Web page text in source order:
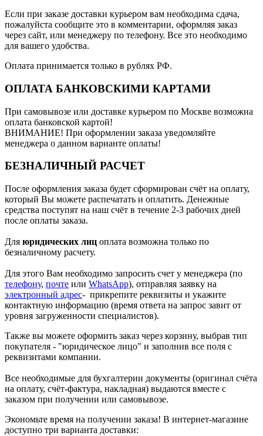
Если при заказе доставки курьером вам необходима сдача,
пожалуйста сообщите это в комментарии, оформляя заказ
через сайт, или менеджеру по телефону. Все это необходимо
для вашего удобства.
Оплата принимается только в рублях РФ.
ОПЛАТА БАНКОВСКИМИ КАРТАМИ
При самовывозе или доставке курьером по Москве возможна
оплата банковской картой!
ВНИМАНИЕ! При оформлении заказа уведомляйте
менеджера о данном варианте оплаты!
БЕЗНАЛИЧНЫЙ РАСЧЕТ
После оформления заказа будет сформирован счёт на оплату,
который Вы можете распечатать и оплатить. Денежные
средства поступят на наш счёт в течение 2-3 рабочих дней
после оплаты заказа.
Для юридических лиц оплата возможна только по
безналичному расчету.
Для этого Вам необходимо запросить счет у менеджера (по
телефону, почте или WhatsApp), отправляя заявку на
электронный адрес- прикрепите реквизиты и укажите
контактную информацию (время ответа на запрос завит от
уровня загруженности специалистов).
Также вы можете оформить заказ через корзину, выбрав тип
покупателя - "юридическое лицо" и заполнив все поля с
реквизитами компании.
Все необходимые для бухгалтерии документы (оригинал счёта
на оплату, счёт-фактура, накладная) выдаются вместе с
заказом при получении или самовывозе.
Экономьте время на получении заказа! В интернет-магазине
доступно три варианта доставки: